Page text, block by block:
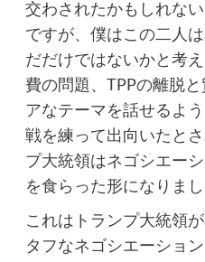
交わされたかもしれな
ですが、僕はこの二人
だだけではないかと考
費の問題、TPPの離脱
アなテーマを話せるよ
戦を練って出向いたと
プ大統領はネゴシエー
を食らった形になりまし
これはトランプ大統領
タフなネゴシエーショ